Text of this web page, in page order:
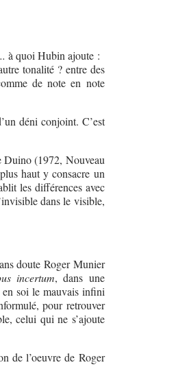
à quoi Hubin ajoute :
tonalité ? entre des
de note en note
déni conjoint. C’est
Duino (1972, Nouveau
haut y consacre un
les différences avec
dans le visible,
doute Roger Munier
incertum, dans une
en soi le mauvais infini
pour retrouver
celui qui ne s’ajoute
de l’oeuvre de Roger